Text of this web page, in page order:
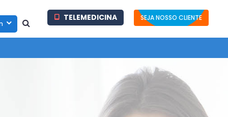
TELEMEDICINA SEJA NOSSO CLIENTE